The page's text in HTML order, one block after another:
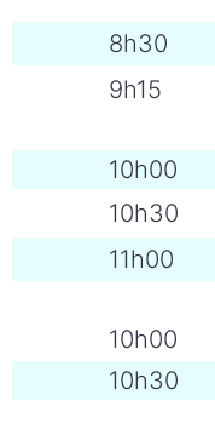
8h30
9h15
10h00
10h30
11h00
10h00
10h30